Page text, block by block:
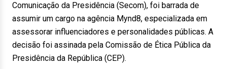
Comunicação da Presidência (Secom), foi barrada de
assumir um cargo na agência Mynd8, especializada em
assessorar influenciadores e personalidades públicas. A
decisão foi assinada pela Comissão de Ética Pública da
Presidência da República (CEP).